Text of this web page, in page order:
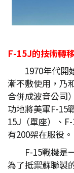
F-15J的技術轉
1970年代開
漸不敷使用，乃
合併成波音公司
功地將美軍F-15
15J（單座）、
有200架在服役。
F-15戰機是
為了抵禦蘇聯製